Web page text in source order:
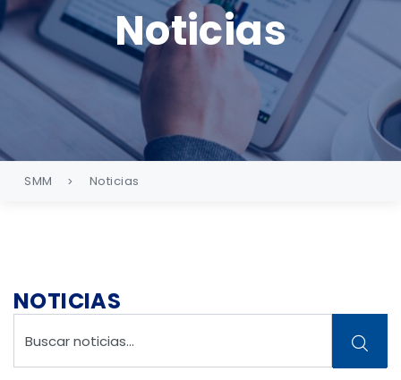
Noticias
SMM Noticias
NOTICIAS